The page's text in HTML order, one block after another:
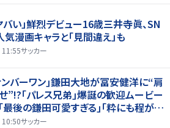
バい」鮮烈デビュー16歳三井寺眞、SN
漫画キャラと「見間違え」も
サッカー
バーワン｣鎌田大地が冨安健洋に“肩
”!?｢パレス兄弟｣爆誕の歓迎ムービー
最後の鎌田可愛すぎる｣｢粋にも程があ
サッカー